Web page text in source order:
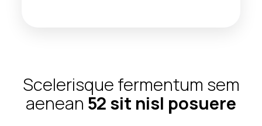
Scelerisque fermentum sem
aenean 52 sit nisl posuere